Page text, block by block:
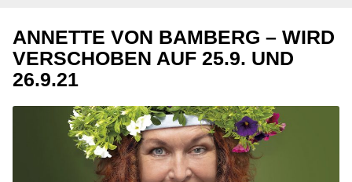
ANNETTE VON BAMBERG – WIRD
VERSCHOBEN AUF 25.9. UND
26.9.21